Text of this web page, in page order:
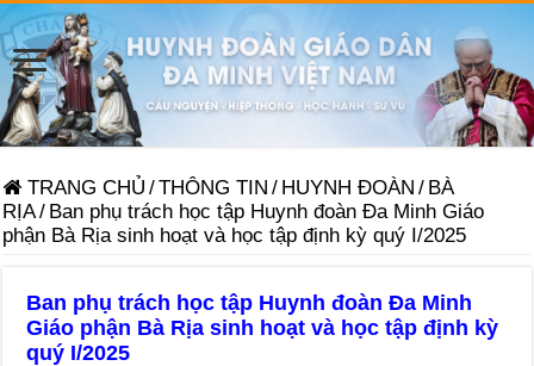
TRANG CHỦ /THÔNG TIN / HUYNH ĐOÀN / BÀ
RỊA/ Ban phụ trách học tập Huynh đoàn Đa Minh Giáo
phận Bà Rịa sinh hoạt và học tập định kỳ quý I/2025
Ban phụ trách học tập Huynh đoàn Đa Minh
Giáo phận Bà Rịa sinh hoạt và học tập định kỳ
quý I/2025